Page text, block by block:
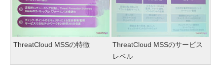
ThreatCloud MSSの特徴
ThreatCloud MSSのサービス
レベル